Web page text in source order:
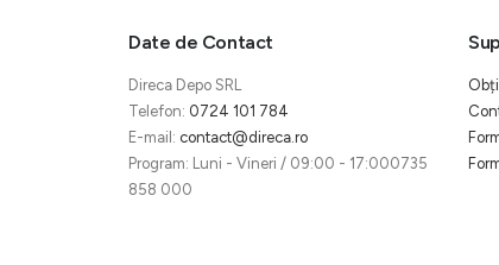
Date de Contact
Direca Depo SRL
Telefon: 0724 101 784
E-mail: contact@direca.ro
Program: Luni - Vineri / 09:00 - 17:000735
858 000